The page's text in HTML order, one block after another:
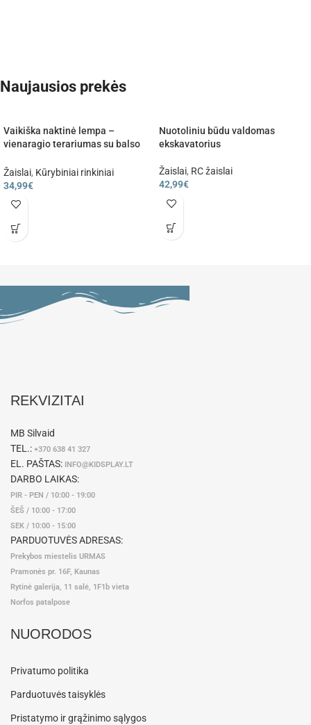
Naujausios prekės
Vaikiška naktinė lempa –
vienaragio terariumas su balso
Žaislai, Kūrybiniai rinkiniai
34,99€
Nuotoliniu būdu valdomas
ekskavatorius
Žaislai, RC žaislai
42,99€
REKVIZITAI
MB Silvaid
TEL.: +370 638 41 327
EL. PAŠTAS: INFO@KIDSPLAY.LT
DARBO LAIKAS:
PIR - PEN / 10:00 - 19:00
ŠEŠ / 10:00 - 17:00
SEK / 10:00 - 15:00
PARDUOTUVĖS ADRESAS:
Prekybos miestelis URMAS
Pramonės pr. 16F, Kaunas
Rytinė galerija, 11 salė, 1F1b vieta
Norfos patalpose
NUORODOS
Privatumo politika
Parduotuvės taisyklės
Pristatymo ir grąžinimo sąlygos